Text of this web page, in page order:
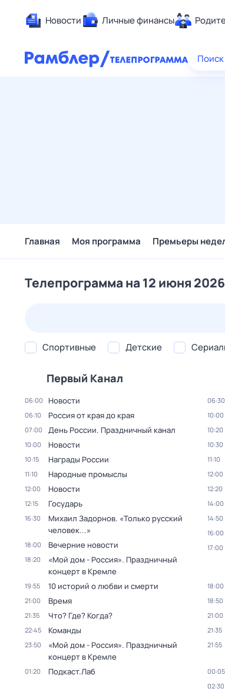
Новости Личные финансы
Главная Моя программа Премьеры
Телепрограмма на 12 июня
Спортивные Детские
Первый Канал
06:00 Новости
06:10 Россия от края до края
07:00 День России. Праздничный канал
10:00 Новости
10:15 Награды России
11:10 Народные промыслы
12:00 Новости
12:15 Государь
16:30
Михаил Задорнов. «Только русский
человек...»
18:00 Вечерние новости
18:20
«Мой дом - Россия». Праздничный
концерт в Кремле
19:55 10 историй о любви и смерти
21:00 Время
21:35 Что? Где? Когда?
22:45 Команды
23:50
«Мой дом - Россия». Праздничный
концерт в Кремле
01:20 Подкаст.Лаб
06:30
10:00
10:20
10:30
11:10
12:00
12:20
14:00
14:50
16:00
17:00
18:00
18:50
21:00
21:35
21:55
00:05
02:30